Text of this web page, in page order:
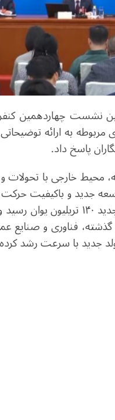
نشست چهاردهمین
به ارائه
پاسخ داد.
محیط خارجی با
جدید و باکیفیت حرکت
داد. تولید ناخالص داخلی چین
فناوری و صنایع
جدید با سرعت رشد